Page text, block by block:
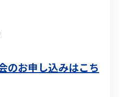
のお申し込みはこち